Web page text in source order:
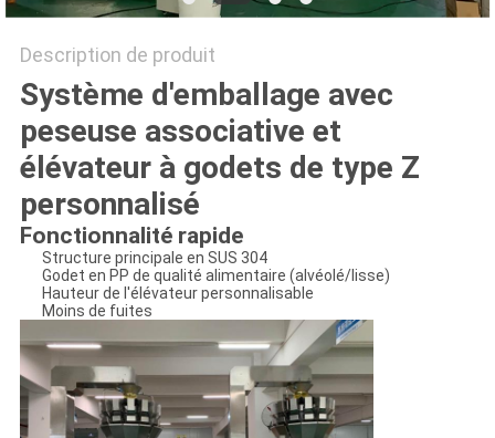
Description de produit
Système d'emballage avec
peseuse associative et
élévateur à godets de type Z
personnalisé
Fonctionnalité rapide
Structure principale en SUS 304
Godet en PP de qualité alimentaire (alvéolé/lisse)
Hauteur de l'élévateur personnalisable
Moins de fuites